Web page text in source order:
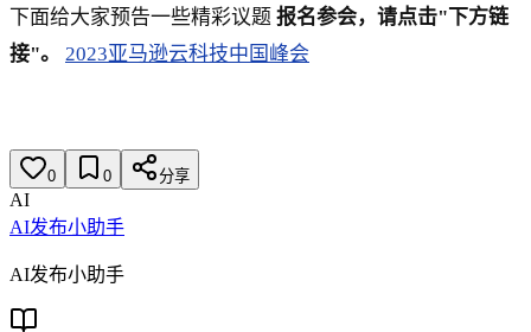
下面给大家预告一些精彩议题 报名参会，请点击"下方链
接"。
2023亚马逊云科技中国峰会
0 0 分享
AI
AI发布小助手
AI发布小助手